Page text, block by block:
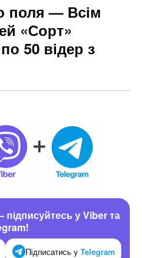
поля — Всім
«Сорт»
50 відер з
у Viber та
Підписатись у Telegram